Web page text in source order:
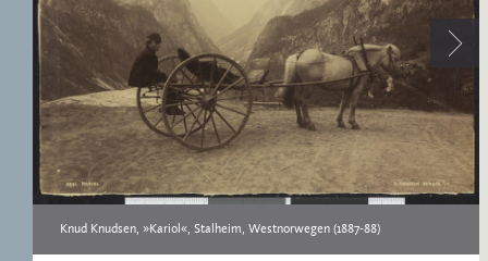
ERNST CASSIRER
ARBEITSSTELLE 1997-
2007
Knud Knudsen, »Kariol«, Stalheim, Westnorwegen (1887-88)